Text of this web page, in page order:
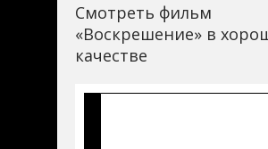
Смотреть фильм
«Воскрешение» в
качестве